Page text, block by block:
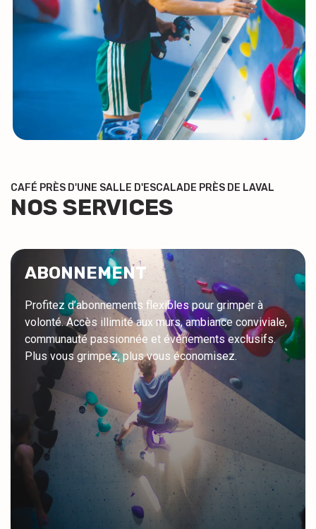
CAFÉ PRÈS D'UNE SALLE D'ESCALADE PRÈS DE LAVAL
NOS SERVICES
ABONNEMENT
Profitez d’abonnements flexibles pour grimper à
volonté. Accès illimité aux murs, ambiance conviviale,
communauté passionnée et événements exclusifs.
Plus vous grimpez, plus vous économisez.